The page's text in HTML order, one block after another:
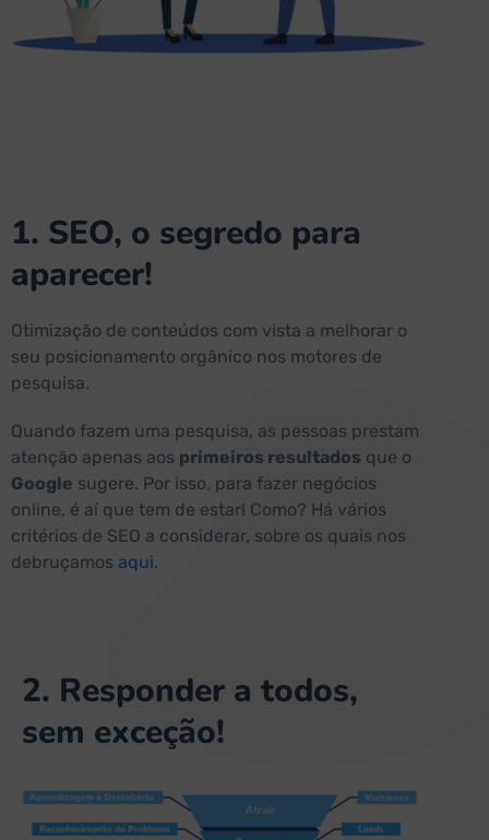
1. SEO, o segredo para
aparecer!
Otimização de conteúdos com vista a melhorar o
seu posicionamento orgânico nos motores de
pesquisa.
Quando fazem uma pesquisa, as pessoas prestam
atenção apenas aos primeiros resultados que o
Google sugere. Por isso, para fazer negócios
online, é aí que tem de estar! Como? Há vários
critérios de SEO a considerar, sobre os quais nos
debruçamos aqui.
2. Responder a todos,
sem exceção!